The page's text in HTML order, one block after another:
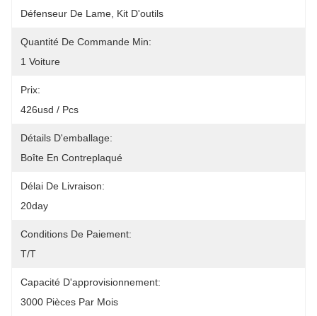
Défenseur De Lame, Kit D'outils
Quantité De Commande Min:
1 Voiture
Prix:
426usd / Pcs
Détails D'emballage:
Boîte En Contreplaqué
Délai De Livraison:
20day
Conditions De Paiement:
T/T
Capacité D'approvisionnement:
3000 Pièces Par Mois